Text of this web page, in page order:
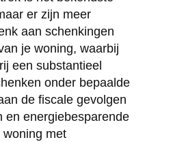
er zijn meer
aan schenkingen
je woning, waarbij
een substantieel
onder bepaalde
de fiscale gevolgen
en energiebesparende
met